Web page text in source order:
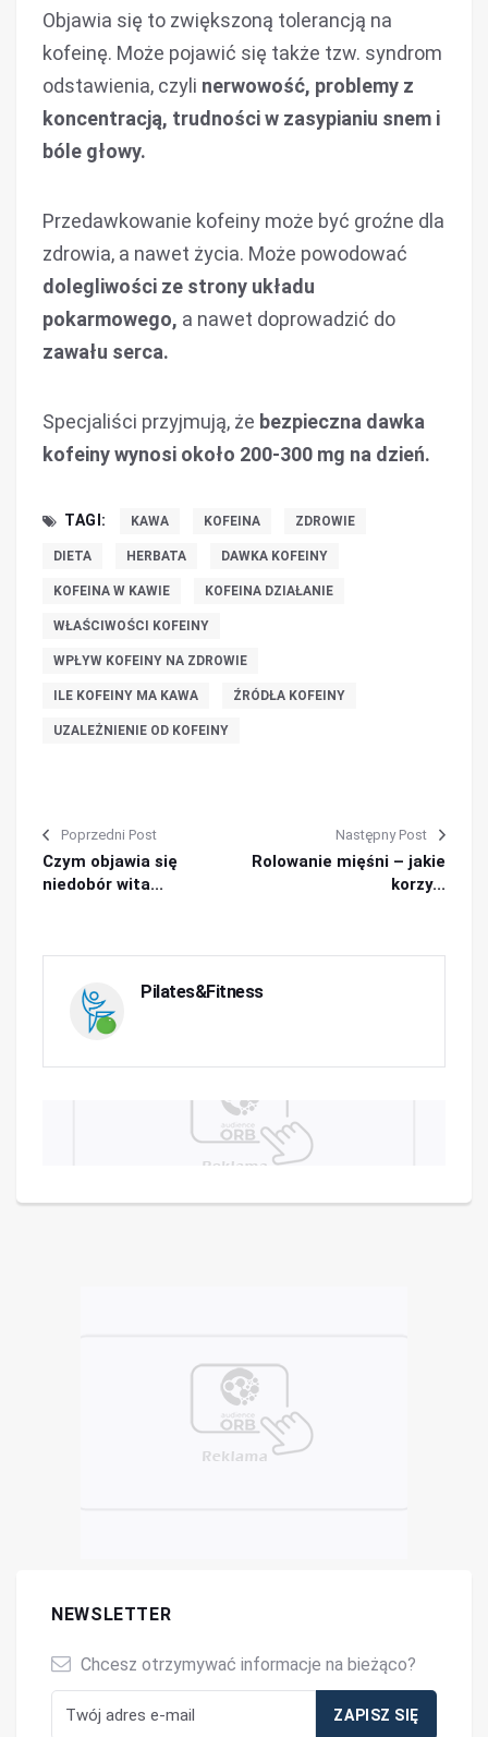
Objawia się to zwiększoną tolerancją na
kofeinę. Może pojawić się także tzw. syndrom
odstawienia, czyli nerwowość, problemy z
koncentracją, trudności w zasypianiu snem i
bóle głowy.
Przedawkowanie kofeiny może być groźne dla
zdrowia, a nawet życia. Może powodować
dolegliwości ze strony układu
pokarmowego, a nawet doprowadzić do
zawału serca.
Specjaliści przyjmują, że bezpieczna dawka
kofeiny wynosi około 200-300 mg na dzień.
TAGI: KAWA KOFEINA ZDROWIE
DIETA HERBATA DAWKA KOFEINY
KOFEINA W KAWIE KOFEINA DZIAŁANIE
WŁAŚCIWOŚCI KOFEINY
WPŁYW KOFEINY NA ZDROWIE
ILE KOFEINY MA KAWA ŹRÓDŁA KOFEINY
UZALEŻNIENIE OD KOFEINY
Poprzedni Post
Czym objawia się
niedobór wita...
Następny Post
Rolowanie mięśni – jakie
korzy...
Pilates&Fitness
NEWSLETTER
Chcesz otrzymywać informacje na bieżąco?